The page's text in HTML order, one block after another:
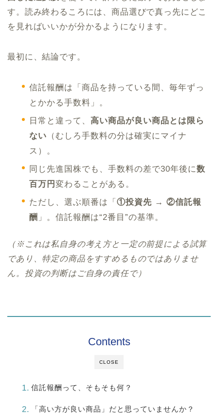
す。読み終わるころには、商品選びで真っ先にどこ
を見ればいいかが分かるようになります。
最初に、結論です。
信託報酬は「商品を持っている間、毎年ずっ
とかかる手数料」。
日常と違って、 高い商品が良い商品とは限ら
ない （むしろ手数料の分は確実にマイナ
ス）。
同じ先進国株でも、手数料の差で30年後に数
百万円 変わることがある。
ただし、選ぶ順番は「 ①投資先 → ②信託報
酬 」。信託報酬は“2番目”の基準。
（※これは私自身の考え方と一定の前提による試算
であり、特定の商品をすすめるものではありませ
ん。投資の判断はご自身の責任で）
CLOSE
Contents
信託報酬って、そもそも何？
「高い方が良い商品」だと思っていませんか？